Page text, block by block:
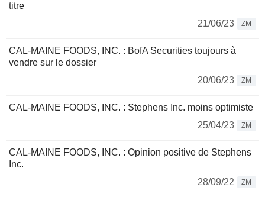
titre
21/06/23
ZM
CAL-MAINE FOODS, INC. : BofA Securities toujours à
vendre sur le dossier
20/06/23
ZM
CAL-MAINE FOODS, INC. : Stephens Inc. moins optimiste
25/04/23
ZM
CAL-MAINE FOODS, INC. : Opinion positive de Stephens
Inc.
28/09/22
ZM